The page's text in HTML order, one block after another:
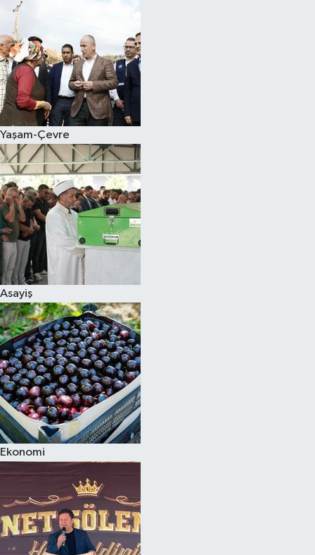
Yaşam-Çevre
Asayiş
Ekonomi
Kültür Sanat
Sağlık
Siyaset
Teknoloji
Televizyon
Yaşam-Çevre